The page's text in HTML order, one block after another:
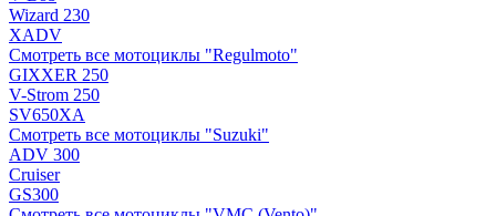
Wizard 230
XADV
Смотреть все мотоциклы "Regulmoto"
GIXXER 250
V-Strom 250
SV650XA
Смотреть все мотоциклы "Suzuki"
ADV 300
Cruiser
GS300